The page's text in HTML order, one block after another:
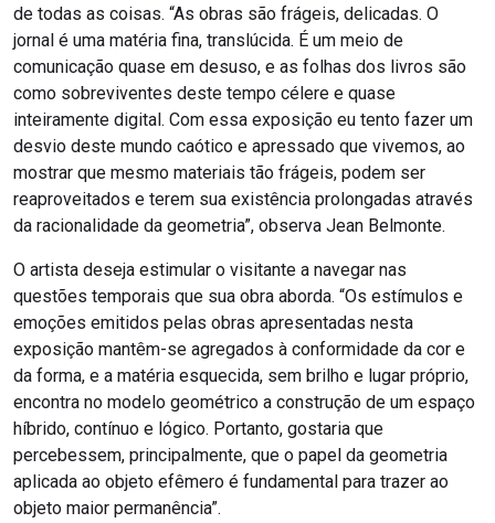
de todas as coisas. “As obras são frágeis, delicadas. O
jornal é uma matéria fina, translúcida. É um meio de
comunicação quase em desuso, e as folhas dos livros são
como sobreviventes deste tempo célere e quase
inteiramente digital. Com essa exposição eu tento fazer um
desvio deste mundo caótico e apressado que vivemos, ao
mostrar que mesmo materiais tão frágeis, podem ser
reaproveitados e terem sua existência prolongadas através
da racionalidade da geometria”, observa Jean Belmonte.
O artista deseja estimular o visitante a navegar nas
questões temporais que sua obra aborda. “Os estímulos e
emoções emitidos pelas obras apresentadas nesta
exposição mantêm-se agregados à conformidade da cor e
da forma, e a matéria esquecida, sem brilho e lugar próprio,
encontra no modelo geométrico a construção de um espaço
híbrido, contínuo e lógico. Portanto, gostaria que
percebessem, principalmente, que o papel da geometria
aplicada ao objeto efêmero é fundamental para trazer ao
objeto maior permanência”.